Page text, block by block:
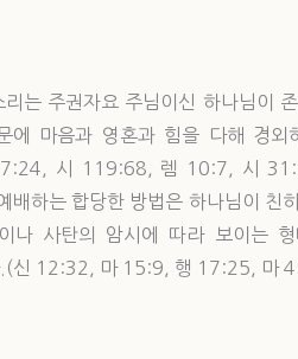
는 주권자요 주님이신 하나님이
에 마음과 영혼과 힘을 다해 경외
시 119:68, 렘 10:7, 시
하는 합당한 방법은 하나님이 친
나 사탄의 암시에 따라 보이는
.(신 12:32, 마 15:9, 행 17:25,